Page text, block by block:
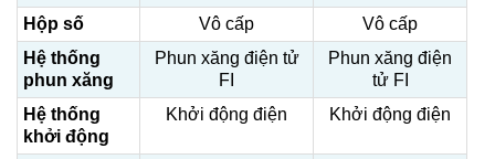
Hộp số Vô cấp
Vô cấp
Hệ thống
phun xăng
Phun xăng điện tử
FI
Phun xăng điện
tử FI
Hệ thống
khởi động
Khởi động điện Khởi động điện